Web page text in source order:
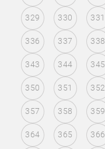
329 330 331
336 337 338
343 344 345
350 351 352
357 358 359
364 365 366